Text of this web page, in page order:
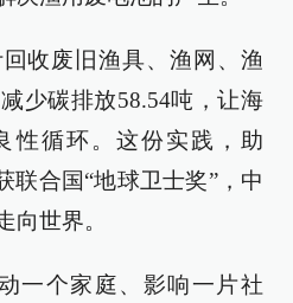
收废旧渔具、渔网、渔
少碳排放58.54吨，让海
性循环。这份实践，助
联合国“地球卫士奖”，中
向世界。
一个家庭、影响一片社